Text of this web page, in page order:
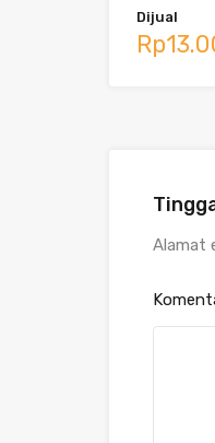
Dijual
Alamat